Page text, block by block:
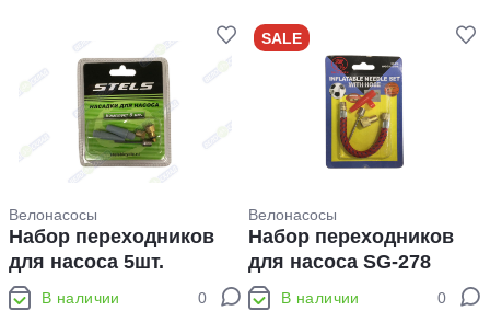
Велонасосы
Набор переходников
для насоса 5шт.
В наличии 0
SALE
Велонасосы
Набор переходников
для насоса SG-278
В наличии
0